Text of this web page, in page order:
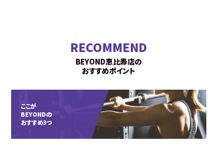
RECOMMEND
BEYOND恵比寿店の
おすすめポイント
ここが
BEYONDの
おすすめ3つ